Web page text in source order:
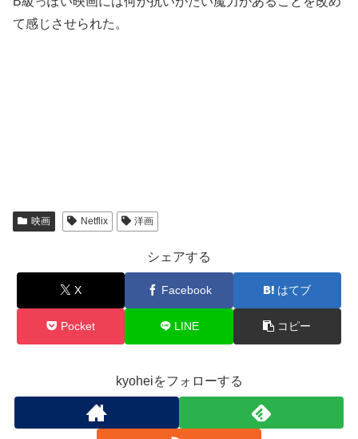
て感じさせられた。
映画 Netflix 洋画
シェアする
X Facebook はてブ
Pocket LINE コピー
kyoheiをフォローする